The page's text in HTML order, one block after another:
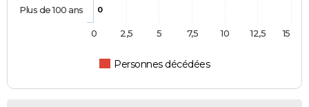
0
Personnes décédées
Plus de 100 ans
0 2,5 5 7,5 10 12,5 15